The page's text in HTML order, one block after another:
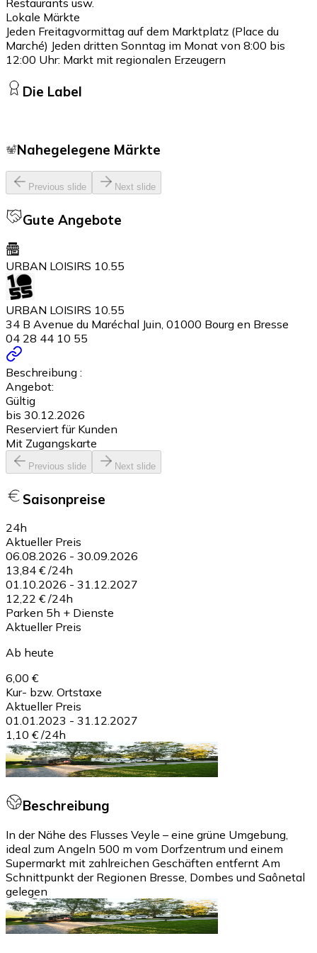
Lokale Märkte
Jeden Freitagvormittag auf dem Marktplatz (Place du
Marché) Jeden dritten Sonntag im Monat von 8:00 bis
12:00 Uhr: Markt mit regionalen Erzeugern
Die Label
Nahegelegene Märkte
Previous slide Next slide
Gute Angebote
URBAN LOISIRS 10.55
URBAN LOISIRS 10.55
34 B Avenue du Maréchal Juin, 01000 Bourg en Bresse
04 28 44 10 55
Beschreibung :
Angebot:
Gültig
bis 30.12.2026
Reserviert für Kunden
Mit Zugangskarte
Previous slide Next slide
Saisonpreise
24h
Aktueller Preis
06.08.2026 - 30.09.2026
13,84 € /24h
01.10.2026 - 31.12.2027
12,22 € /24h
Parken 5h + Dienste
Aktueller Preis
Ab heute
6,00 €
Kur- bzw. Ortstaxe
Aktueller Preis
01.01.2023 - 31.12.2027
1,10 € /24h
Beschreibung
In der Nähe des Flusses Veyle – eine grüne Umgebung,
ideal zum Angeln 500 m vom Dorfzentrum und einem
Supermarkt mit zahlreichen Geschäften entfernt Am
Schnittpunkt der Regionen Bresse, Dombes und Saônetal
gelegen